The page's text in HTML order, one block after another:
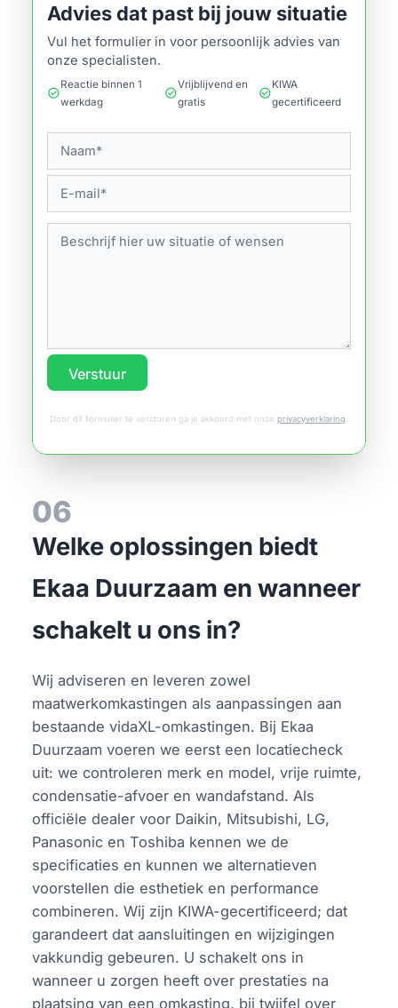
Advies dat past bij jouw situatie
Vul het formulier in voor persoonlijk advies van
onze specialisten.
check_circle
Reactie binnen 1
werkdag
check_circle
Vrijblijvend en
gratis
check_circle
KIWA
gecertificeerd
Verstuur
Door dit formulier te versturen ga je akkoord met onze privacyverklaring
06
Welke oplossingen biedt
Ekaa Duurzaam en wanneer
schakelt u ons in?
Wij adviseren en leveren zowel
maatwerkomkastingen als aanpassingen aan
bestaande vidaXL-omkastingen. Bij Ekaa
Duurzaam voeren we eerst een locatiecheck
uit: we controleren merk en model, vrije ruimte,
condensatie-afvoer en wandafstand. Als
officiële dealer voor Daikin, Mitsubishi, LG,
Panasonic en Toshiba kennen we de
specificaties en kunnen we alternatieven
voorstellen die esthetiek en performance
combineren. Wij zijn KIWA-gecertificeerd; dat
garandeert dat aansluitingen en wijzigingen
vakkundig gebeuren. U schakelt ons in
wanneer u zorgen heeft over prestaties na
plaatsing van een omkasting, bij twijfel over